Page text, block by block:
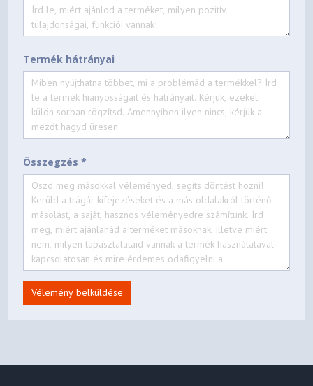
Optional Ports (configured) None
Docking
Various docking solutions
compatible docking solutions,
please visit Docking for
ThinkPad T1g Gen 8
SECURITY & PRIVACY
Security Chip
Physical Locks
Kensington® Nano Security
Slot, 2.5 x 6 mm
Smart Card Reader None
Fingerprint Reader
Touch Style, Match-on-Chip,
Computer Vision-based
Termék hátrányai
Összegzés *
Vélemény belküldése